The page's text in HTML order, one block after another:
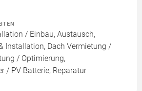
/ Einbau, Austausch,
Installation, Dach Vermietung /
/ Optimierung,
/ PV Batterie, Reparatur